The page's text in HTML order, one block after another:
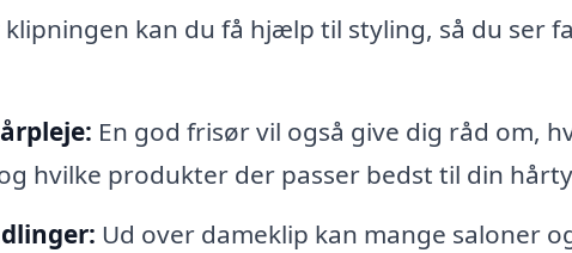
klipningen kan du få hjælp til styling, så du ser
En god frisør vil også give dig råd om,
hvilke produkter der passer bedst til din
Ud over dameklip kan mange saloner